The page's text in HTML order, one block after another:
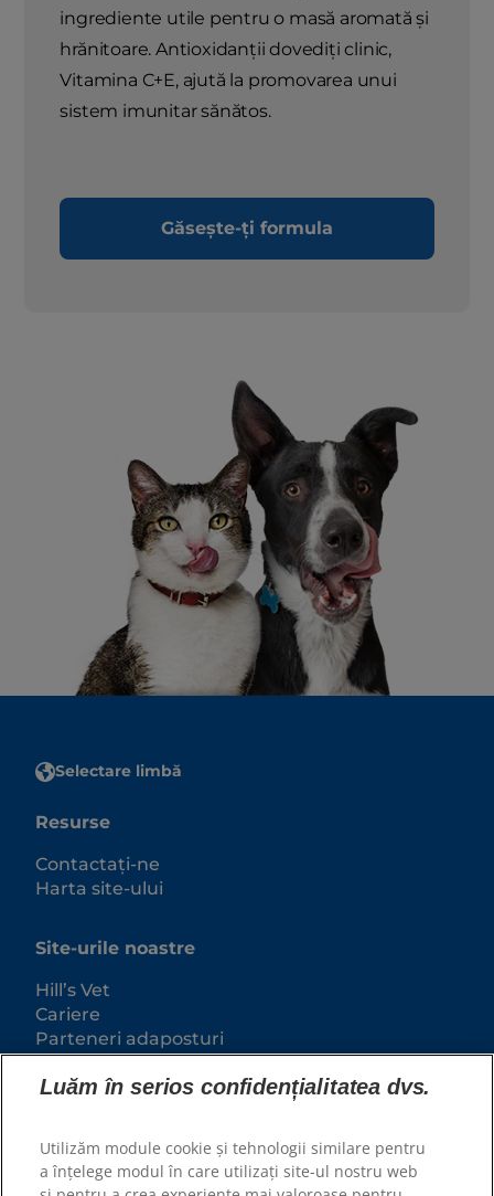
ingrediente utile pentru o masă aromată și
hrănitoare. Antioxidanții dovediți clinic,
Vitamina C+E, ajută la promovarea unui
sistem imunitar sănătos.
Găsește-ți formula
Selectare limbă
Resurse
Contactați-ne
Harta site-ului
Site-urile noastre
Hill’s Vet
Cariere
Parteneri adaposturi
Luăm în serios confidențialitatea dvs.
Utilizăm module cookie și tehnologii similare pentru
a înțelege modul în care utilizați site-ul nostru web